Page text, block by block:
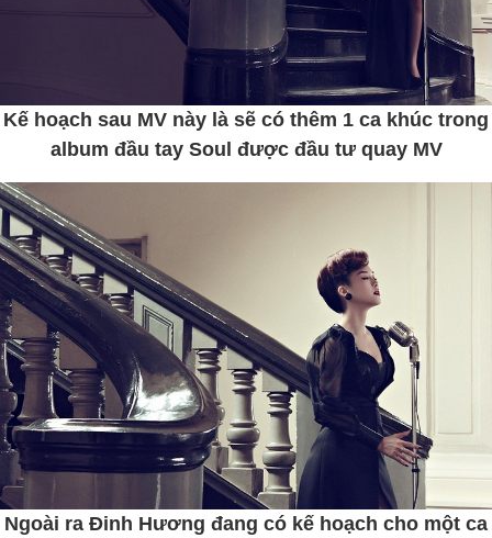
Kế hoạch sau MV này là sẽ có thêm 1 ca khúc trong
album đầu tay Soul được đầu tư quay MV
Ngoài ra Đinh Hương đang có kế hoạch cho một ca